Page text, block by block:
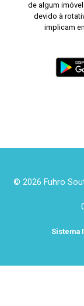
de algum
devido à
implicam
© 2026 Fuhro
Sistema